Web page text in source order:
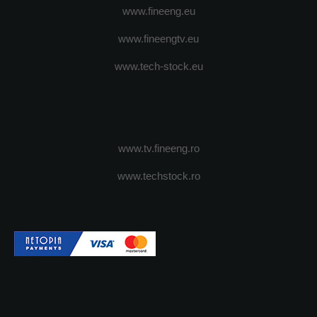
www.fineeng.eu
www.fineengtv.eu
www.tech-stock.eu
www.tv.fineeng.ro
www.techstock.ro